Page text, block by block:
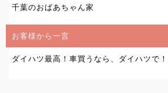
千葉のおばあちゃん家
お客様から一言
ダイハツ最高！車買うなら、ダイハツで！